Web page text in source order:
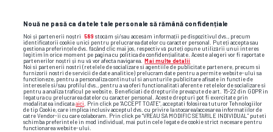
Foto24/31
Nouă ne pasă ca datele tale personale să rămână confidențiale
Noi și partenerii noștri 589 stocăm și/sau accesăm informații pe dispozitivul dvs., precum
identificatorii cookie unici pentru prelucrarea datelor cu caracter personal. Puteți accepta sau
gestiona preferințele dvs. făcând clic mai jos, respectiv vă puteți opune utilizării unui interes
legitim în orice moment pe pagina cu politica de confidențialitate. Aceste alegeri vor fi raportate
partenerilor noștri și nu vă vor afecta navigarea. Mai multe detalii
Noi si partenerii nostri (retelele de socializare si agentiile de publicitate partenere, precum si
furnizorii nostri de servicii de date analitice) prelucram date pentru a permite website-ului sa
functioneze, pentru a personaliza continutul si anunturile publicitare afisate in functie de
interesele si/sau profilul dvs., pentru a va oferi functionalitati aferente retelelor de socializare si
pentru a analiza traficul pe website. Beneficiati de drepturile prevazute de art. 15-22 din GDPR in
legatura cu prelucrarea datelor cu caracter personal. Aceste drepturi pot fi exercitate prin
modalitatea indicataaici
. Prin click pe “ACCEPT TOATE”, acceptati folosirea tuturor Tehnologiilor
de tip Cookie, care implica inclusiv acceptul dvs. cu privire la stocarea/accesarea informatiilor de
catre Vendor-ii cu care colaboram. Prin click pe “VREAU SA MODIFIC SETARILE INDIVIDUAL” puteti
schimba preferintele in mod individual, mai putin cele legate de cookie strict necesare pentru
functionarea website-ului.